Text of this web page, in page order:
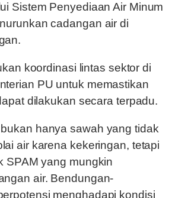
Sistem Penyediaan Air Minum
cadangan air di
koordinasi lintas sektor di
PU untuk memastikan
dilakukan secara terpadu.
hanya sawah yang tidak
air karena kekeringan, tetapi
SPAM yang mungkin
air. Bendungan-
menghadapi kondisi